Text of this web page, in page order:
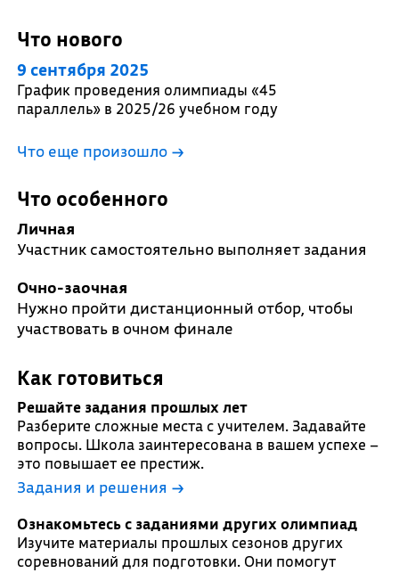
Что нового
9 сентября 2025
График проведения олимпиады «45
параллель» в 2025/26 учебном году
Что еще произошло →
Что особенного
Личная
Участник самостоятельно выполняет задания
Очно-заочная
Нужно пройти дистанционный отбор, чтобы
участвовать в очном финале
Как готовиться
Решайте задания прошлых лет
Разберите сложные места с учителем. Задавайте
вопросы. Школа заинтересована в вашем успехе –
это повышает ее престиж.
Задания и решения →
Ознакомьтесь с заданиями других олимпиад
Изучите материалы прошлых сезонов других
соревнований для подготовки. Они помогут